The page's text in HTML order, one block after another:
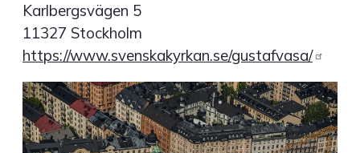
Karlbergsvägen 5
11327 Stockholm
https://www.svenskakyrkan.se/gustafvasa/